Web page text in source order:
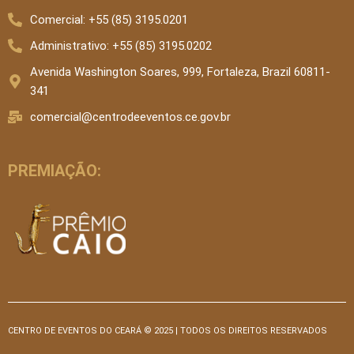
Comercial: +55 (85) 3195.0201
Administrativo: +55 (85) 3195.0202
Avenida Washington Soares, 999, Fortaleza, Brazil 60811-
341
comercial@centrodeeventos.ce.gov.br
PREMIAÇÃO:
CENTRO DE EVENTOS DO CEARÁ © 2025 | TODOS OS DIREITOS RESERVADOS